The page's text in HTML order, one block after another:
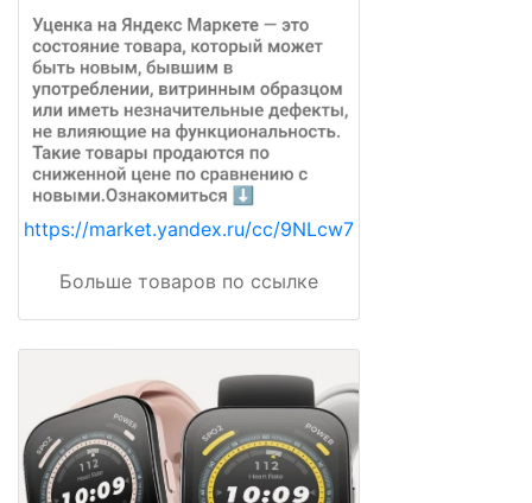
https://market.yandex.ru/cc/9NLcw7
Больше товаров по ссылке